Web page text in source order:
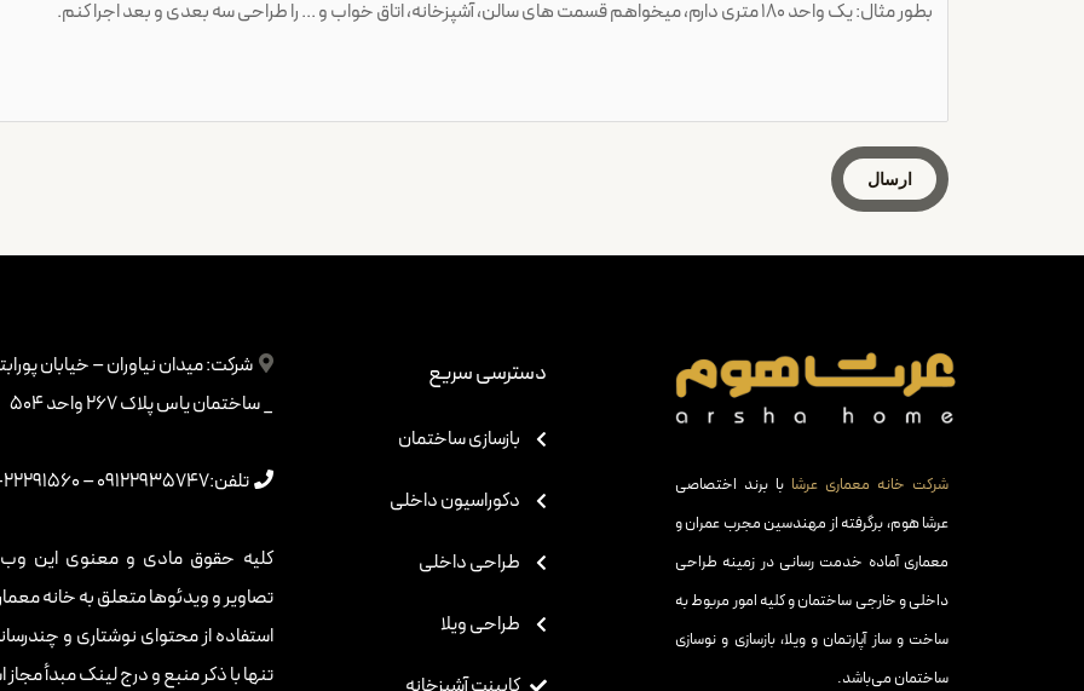
ارسال
شرکت خانه معماری عرشا با برند اختصاصی
عرشا هوم، برگرفته از مهندسین مجرب عمران و
معماری آماده خدمت رسانی در زمینه طراحی
داخلی و خارجی ساختمان و کلیه امور مربوط به
ساخت و ساز آپارتمان و ویلا، بازسازی و نوسازی
ساختمان می‌باشد.
دسترسی سریع
بازسازی ساختمان
دکوراسیون داخلی
طراحی داخلی
طراحی ویلا
شرکت:میدان نیاوران – خیابان
_ ساختمان یاس پلاک 267 واحد 504
تلفن:09122935747
–
22291560-021
کلیه حقوق مادی و معنوی این وب
تصاویر و ویدئوها متعلق به خانه
استفاده از محتوای نوشتاری و
تنها با ذکر منبع و درج لینک مبدأ